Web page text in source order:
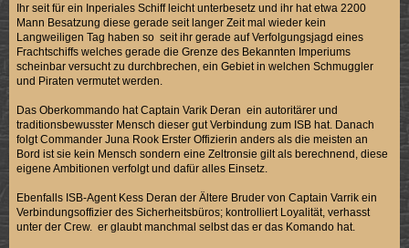
Ihr seit für ein Inperiales Schiff leicht unterbesetz und ihr hat etwa 2200
Mann Besatzung diese gerade seit langer Zeit mal wieder kein
Langweiligen Tag haben so seit ihr gerade auf Verfolgungsjagd eines
Frachtschiffs welches gerade die Grenze des Bekannten Imperiums
scheinbar versucht zu durchbrechen, ein Gebiet in welchen Schmuggler
und Piraten vermutet werden.
Das Oberkommando hat Captain Varik Deran ein autoritärer und
traditionsbewusster Mensch dieser gut Verbindung zum ISB hat. Danach
folgt Commander Juna Rook Erster Offizierin anders als die meisten an
Bord ist sie kein Mensch sondern eine Zeltronsie gilt als berechnend, diese
eigene Ambitionen verfolgt und dafür alles Einsetz.
Ebenfalls ISB-Agent Kess Deran der Ältere Bruder von Captain Varrik ein
Verbindungsoffizier des Sicherheitsbüros; kontrolliert Loyalität, verhasst
unter der Crew. er glaubt manchmal selbst das er das Komando hat.